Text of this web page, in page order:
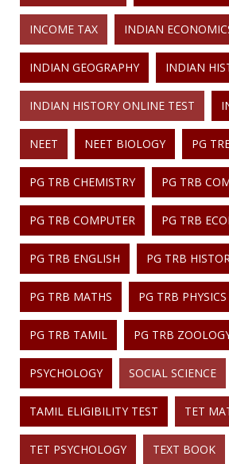
INCOME TAX INDIAN
INDIAN GEOGRAPHY INDIAN
INDIAN HISTORY ONLINE TEST
NEET NEET BIOLOGY PG
PG TRB CHEMISTRY PG TRB
PG TRB COMPUTER PG TRB
PG TRB ENGLISH PG TRB
PG TRB MATHS PG TRB PHYSICS
PG TRB TAMIL PG TRB
PSYCHOLOGY SOCIAL SCIENCE
TAMIL ELIGIBILITY TEST TET
TET PSYCHOLOGY TEXT BOOK